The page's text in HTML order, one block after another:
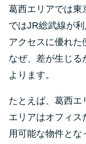
葛西エリアでは東
ではJR総武線が
アクセスに優れた
なぜ、差が生じる
よります。
たとえば、葛西エ
エリアはオフィス
用可能な物件とな